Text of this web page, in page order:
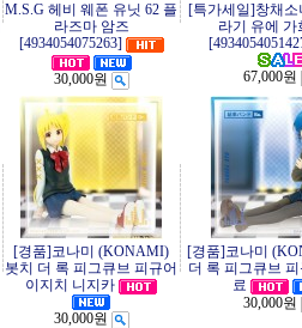
M.S.G 헤비 웨폰 유닛 62 플
라즈마 암즈
[4934054075263]
30,000원
[특가세일]창채
라기 유에 가
67,000원
[경품]코나미 (KONAMI)
봇치 더 록 피그큐브 피규어
이지치 니지카
30,000원
[경품]코나미
더 록 피그큐브
료
30,000원